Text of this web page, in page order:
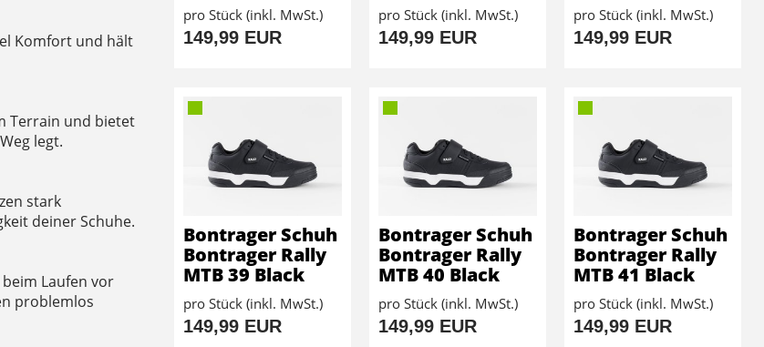
Komfort und hält
Terrain und bietet
legt.
stark
deiner Schuhe.
Laufen vor
problemlos
pro Stück (inkl. MwSt.)
149,99 EUR
pro Stück (inkl. MwSt.)
149,99 EUR
pro Stück (inkl. MwSt.)
149,99 EUR
Bontrager Schuh
Bontrager Rally
MTB 39 Black
pro Stück (inkl. MwSt.)
149,99 EUR
Bontrager Schuh
Bontrager Rally
MTB 40 Black
pro Stück (inkl. MwSt.)
149,99 EUR
Bontrager Schuh
Bontrager Rally
MTB 41 Black
pro Stück (inkl. MwSt.)
149,99 EUR